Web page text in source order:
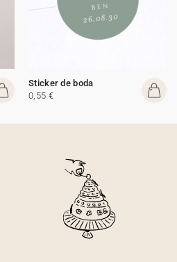
Sticker de boda
0,55 €